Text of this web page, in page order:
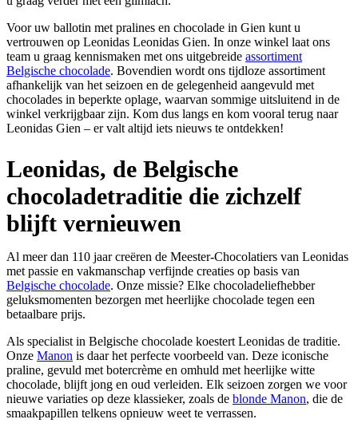
Voor uw ballotin met pralines en chocolade in Gien kunt u
vertrouwen op Leonidas Leonidas Gien. In onze winkel laat ons
team u graag kennismaken met ons uitgebreide assortiment
Belgische chocolade. Bovendien wordt ons tijdloze assortiment
afhankelijk van het seizoen en de gelegenheid aangevuld met
chocolades in beperkte oplage, waarvan sommige uitsluitend in de
winkel verkrijgbaar zijn. Kom dus langs en kom vooral terug naar
Leonidas Gien – er valt altijd iets nieuws te ontdekken!
Leonidas, de Belgische
chocoladetraditie die zichzelf
blijft vernieuwen
Al meer dan 110 jaar creëren de Meester-Chocolatiers van Leonidas
met passie en vakmanschap verfijnde creaties op basis van
Belgische chocolade. Onze missie? Elke chocoladeliefhebber
geluksmomenten bezorgen met heerlijke chocolade tegen een
betaalbare prijs.
Als specialist in Belgische chocolade koestert Leonidas de traditie.
Onze Manon is daar het perfecte voorbeeld van. Deze iconische
praline, gevuld met botercrème en omhuld met heerlijke witte
chocolade, blijft jong en oud verleiden. Elk seizoen zorgen we voor
nieuwe variaties op deze klassieker, zoals de blonde Manon, die de
smaakpapillen telkens opnieuw weet te verrassen.